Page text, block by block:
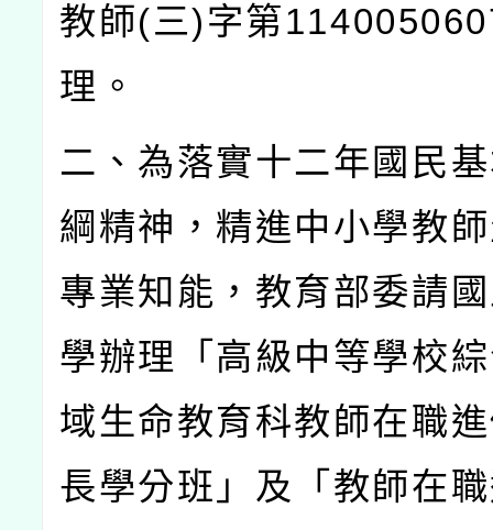
教師(三)字第
理。
二、為落實十二年國民
綱精神，精進中小學教
專業知能，教育部委請
學辦理「高級中等學校
域生命教育科教師在職
長學分班」及「教師在